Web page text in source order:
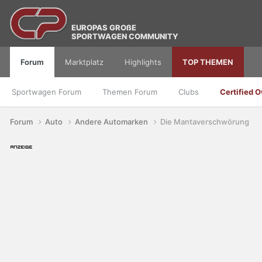
EUROPAS GROßE
SPORTWAGEN COMMUNITY
Forum
Sportwagen Forum Themen Forum Clubs Certified
Marktplatz Highlights TOP THEMEN
Forum Auto Andere Automarken Die Mantaverschwörung